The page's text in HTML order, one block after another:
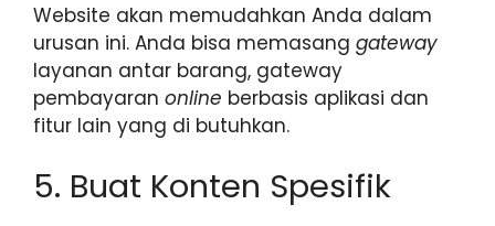
Website akan memudahkan Anda dalam
urusan ini. Anda bisa memasang gateway
layanan antar barang, gateway
pembayaran online berbasis aplikasi dan
fitur lain yang di butuhkan.
5. Buat Konten Spesifik